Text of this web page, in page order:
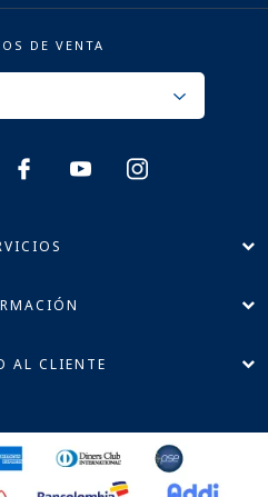
DE VENTA
AL CLIENTE